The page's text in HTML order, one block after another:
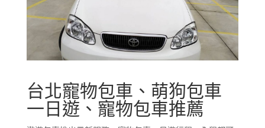
台北寵物包車、萌狗包車
一日遊、寵物包車推薦